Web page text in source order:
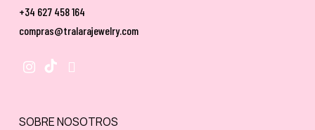
+34 627 458 164
compras@tralarajewelry.com
SOBRE NOSOTROS